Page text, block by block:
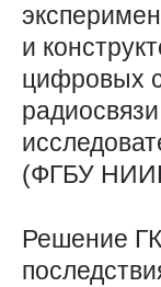
и
цифровых
(ФГБУ
Решение